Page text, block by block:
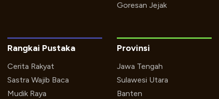
Goresan Jejak
Rangkai Pustaka
Cerita Rakyat
Sastra Wajib Baca
Mudik Raya
Provinsi
Jawa Tengah
Sulawesi Utara
Banten